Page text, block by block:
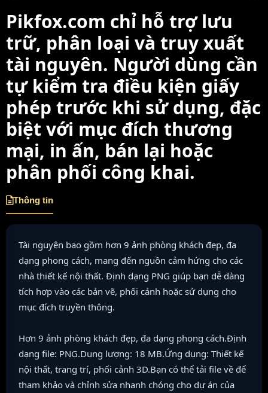
Pikfox.com chỉ hỗ trợ lưu
trữ, phân loại và truy xuất
tài nguyên. Người dùng cần
tự kiểm tra điều kiện giấy
phép trước khi sử dụng, đặc
biệt với mục đích thương
mại, in ấn, bán lại hoặc
phân phối công khai.
Thông tin
Tài nguyên bao gồm hơn 9 ảnh phòng khách đẹp, đa
dạng phong cách, mang đến nguồn cảm hứng cho các
nhà thiết kế nội thất. Định dạng PNG giúp bạn dễ dàng
tích hợp vào các bản vẽ, phối cảnh hoặc sử dụng cho
mục đích truyền thông.
Hơn 9 ảnh phòng khách đẹp, đa dạng phong cách.Định
dạng file: PNG.Dung lượng: 18 MB.Ứng dụng: Thiết kế
nội thất, trang trí, phối cảnh 3D.Bạn có thể tải file về để
tham khảo và chỉnh sửa nhanh chóng cho dự án của